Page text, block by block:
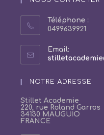
Téléphone :
0499639921
Email:
NOTRE ADRESSE
Stillet Academie
220, rue Roland Garros
34130 MAUGUIO
FRANCE